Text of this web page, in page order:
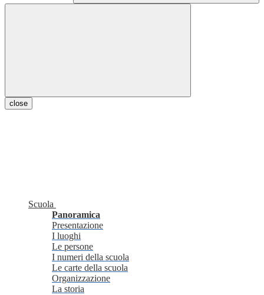
close
Scuola
Panoramica
Presentazione
I luoghi
Le persone
I numeri della scuola
Le carte della scuola
Organizzazione
La storia